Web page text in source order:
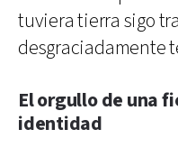
tuviera tierra sigo
desgraciadamente
El orgullo de una
identidad